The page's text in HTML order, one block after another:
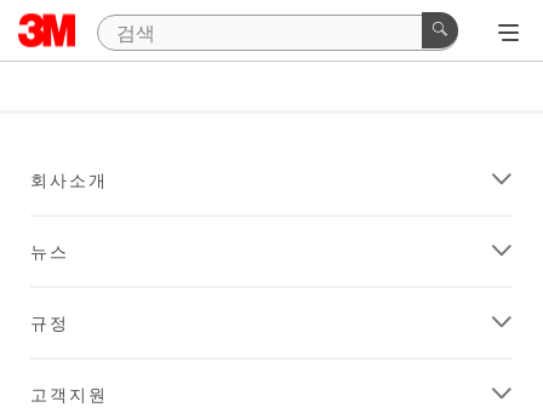
회사소개
뉴스
규정
고객지원